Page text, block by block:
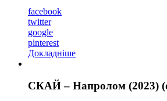
facebook
twitter
google
pinterest
Докладніше
СКАЙ – Напролом (2023)